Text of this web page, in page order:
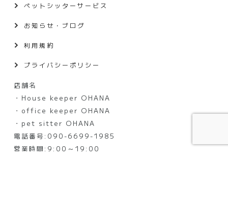
ペットシッターサービス
お知らせ・ブログ
利用規約
プライバシーポリシー
店舗名
・House keeper OHANA
・office keeper OHANA
・pet sitter OHANA
電話番号:090-6699-1985
営業時間:9:00～19:00